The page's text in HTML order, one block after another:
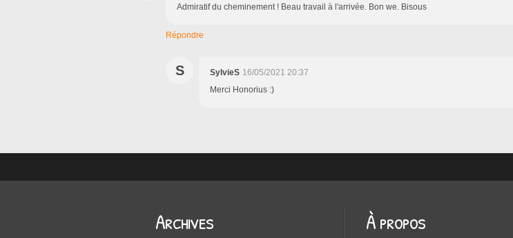
Admiratif du cheminement ! Beau travail à l'arrivée. Bon we. Bisous
Répondre
S SylvieS 16/05/2021 20:37
Merci Honorius :)
Archives À propos